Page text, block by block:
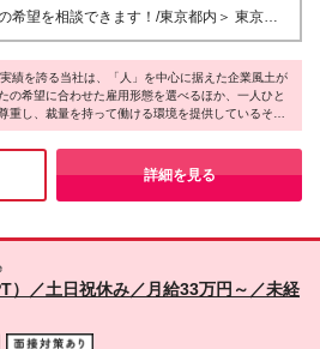
給）＋別途残業代全額支給 ※試用期間はご
の支給に変更はございません。 ★半年
ンクアップ制度アリ！★ ”ワンコンシス
昇給制度があります！ 派遣登録時のスキル
用のチャンスアリ！★ 派遣先での正社員
多数！ 最近では、営業事務として3年活躍
正社員登用され、 現在は大手旅行代理店
希望を相談できます！/東京都内＞ 東京都
。 ※常駐先企業。詳細な住所に
接時にお知らせします ※(変更の範囲)上記
関連勤務地
績を誇る当社は、「人」を中心に据えた企業風土が
の希望に合わせた雇用形態を選べるほか、一人ひと
重し、裁量を持って働ける環境を提供しているそう
た教育サポートがあるため、未経験からも安心！自
ながら成長できる場所で、新たなキャリアをスター
いう方は、ぜひご応募ください！
詳細を見る
）／土日祝休み／月給33万円～／未経